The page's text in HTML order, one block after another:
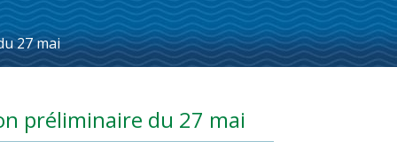
27 mai
préliminaire du 27 mai